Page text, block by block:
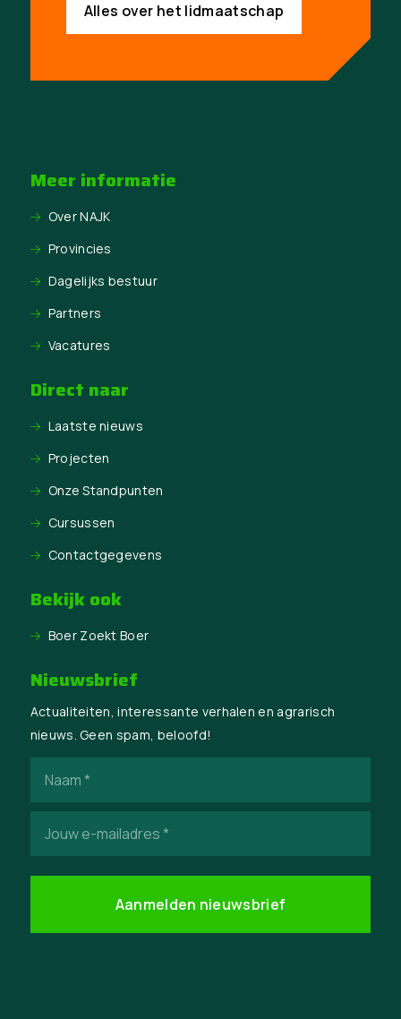
Alles over het lidmaatschap
Meer informatie
Over NAJK
Provincies
Dagelijks bestuur
Partners
Vacatures
Direct naar
Laatste nieuws
Projecten
Onze Standpunten
Cursussen
Contactgegevens
Bekijk ook
Boer Zoekt Boer
Nieuwsbrief
Actualiteiten, interessante verhalen en agrarisch
nieuws. Geen spam, beloofd!
mailadres